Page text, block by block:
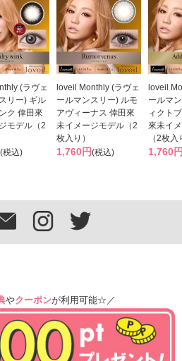
(ラヴェ
リー) ギル
ク 倖田來
モデル（2
(税込)
loveil Monthly (ラヴェ
ールマンスリー) ルモ
アヴィーナス 倖田來
未イメージモデル（2
枚入り）
1,760円(税込)
loveil
ールマ
ィクト
來未イ
（2枚入
1,760
やクーポンが利用可能☆／